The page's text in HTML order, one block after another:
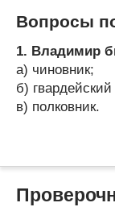
Вопросы
1. Владимир
а) чиновник;
б)
в) полковник.